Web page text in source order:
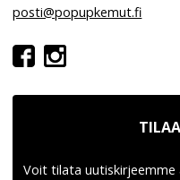
posti@popupkemut.fi
Voit tilata uutiskirjeemme